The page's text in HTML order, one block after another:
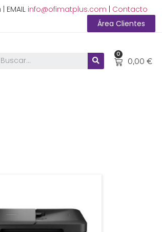
EMAIL info@ofimatplus.com
Contacto
Área Clientes
0,00 €
0